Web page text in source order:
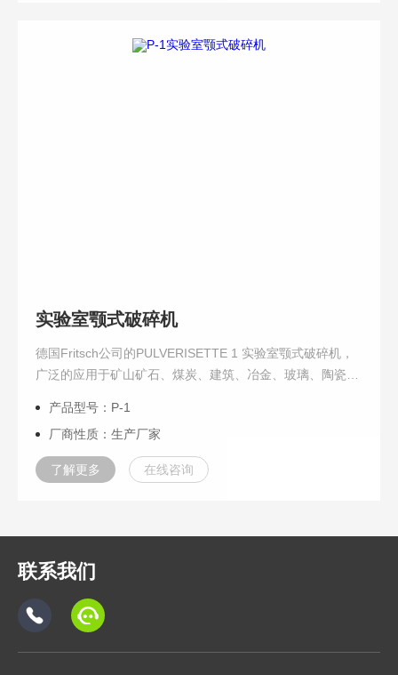
实验室颚式破碎机
德国Fritsch公司的PULVERISETTE 1 实验室颚式破碎机，
广泛的应用于矿山矿石、煤炭、建筑、冶金、玻璃、陶瓷、
域中。
产品型号：P-1
厂商性质：生产厂家
了解更多 在线咨询
联系我们